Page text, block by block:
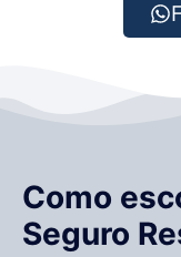
Como
Seguro